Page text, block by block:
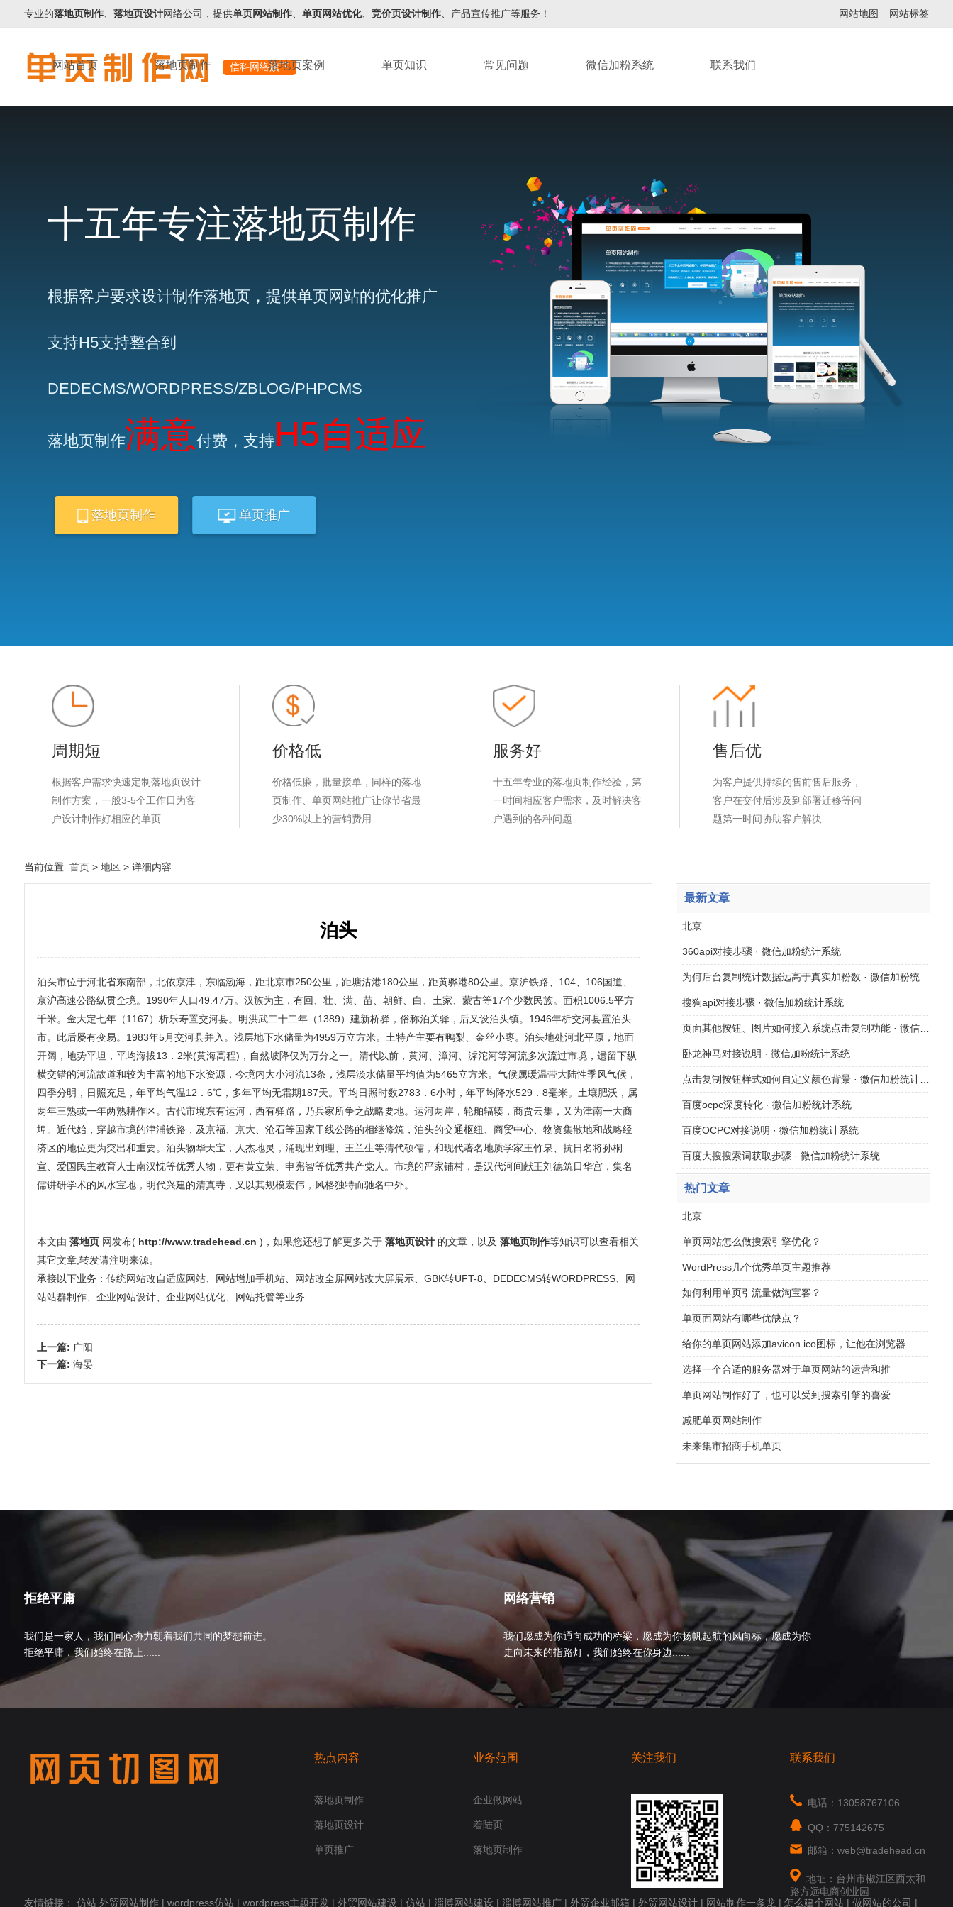
专业的落地页制作、 落地页设计网络公司，提供单页网站制作、 单页网站优化、 竞价页设计制作、产品宣传推广等服务！ 网站地图 网站标签
信科网络旗下
网站首页 落地页制作 落地页案例 单页知识 常见问题 微信加粉系统 联系我们
十五年专注落地页制作
根据客户要求设计制作落地页，提供单页网站的优化推广
支持H5支持整合到
DEDECMS/WORDPRESS/ZBLOG/PHPCMS
落地页制作满意付费，支持H5自适应
落地页制作 单页推广
周期短
根据客户需求快速定制落地页设计
制作方案，一般3-5个工作日为客
户设计制作好相应的单页
价格低
价格低廉，批量接单，同样的落地
页制作、单页网站推广让你节省最
少30%以上的营销费用
服务好
十五年专业的落地页制作经验，第
一时间相应客户需求，及时解决客
户遇到的各种问题
售后优
为客户提供持续的售前售后服务，
客户在交付后涉及到部署迁移等问
题第一时间协助客户解决
当前位置: 首页> 地区> 详细内容
泊头
泊头市位于河北省东南部，北依京津，东临渤海，距北京市250公里，距塘沽港180公里，距黄骅港80公里。京沪铁路、104、106国道、
京沪高速公路纵贯全境。1990年人口49.47万。汉族为主，有回、壮、满、苗、朝鲜、白、土家、蒙古等17个少数民族。面积1006.5平方
千米。金大定七年（1167）析乐寿置交河县。明洪武二十二年（1389）建新桥驿，俗称泊关驿，后又设泊头镇。1946年析交河县置泊头
市。此后屡有变易。1983年5月交河县并入。浅层地下水储量为4959万立方米。土特产主要有鸭梨、金丝小枣。泊头地处河北平原，地面
开阔，地势平坦，平均海拔13．2米(黄海高程)，自然坡降仅为万分之一。清代以前，黄河、漳河、滹沱河等河流多次流过市境，遗留下纵
横交错的河流故道和较为丰富的地下水资源，今境内大小河流13条，浅层淡水储量平均值为5465立方米。气候属暖温带大陆性季风气候，
四季分明，日照充足，年平均气温12．6℃，多年平均无霜期187天。平均日照时数2783．6小时，年平均降水529．8毫米。土壤肥沃，属
两年三熟或一年两熟耕作区。古代市境东有运河，西有驿路，乃兵家所争之战略要地。运河两岸，轮舶辐辏，商贾云集，又为津南一大商
埠。近代始，穿越市境的津浦铁路，及京福、京大、沧石等国家干线公路的相继修筑，泊头的交通枢纽、商贸中心、物资集散地和战略经
济区的地位更为突出和重要。泊头物华天宝，人杰地灵，涌现出刘理、王兰生等清代硕儒，和现代著名地质学家王竹泉、抗日名将孙桐
宣、爱国民主教育人士南汉忱等优秀人物，更有黄立荣、申宪智等优秀共产党人。市境的严家铺村，是汉代河间献王刘德筑日华宫，集名
儒讲研学术的风水宝地，明代兴建的清真寺，又以其规模宏伟，风格独特而驰名中外。
本文由 落地页 网发布( http://www.tradehead.cn )，如果您还想了解更多关于落地页设计 的文章，以及落地页制作等知识可以查看相关
其它文章,转发请注明来源。
承接以下业务：传统网站改自适应网站、网站增加手机站、网站改全屏网站改大屏展示、GBK转UFT-8、DEDECMS转WORDPRESS、网
站站群制作、企业网站设计、企业网站优化、网站托管等业务
上一篇: 广阳
下一篇:海晏
最新文章
北京
360api对接步骤 · 微信加粉统计系统
为何后台复制统计数据远高于真实加粉数 · 微信加粉统计系统
搜狗api对接步骤 · 微信加粉统计系统
页面其他按钮、图片如何接入系统点击复制功能 · 微信加粉统计系统
卧龙神马对接说明 · 微信加粉统计系统
点击复制按钮样式如何自定义颜色背景 · 微信加粉统计系统
百度ocpc深度转化 · 微信加粉统计系统
百度OCPC对接说明 · 微信加粉统计系统
百度大搜搜索词获取步骤 · 微信加粉统计系统
热门文章
北京
单页网站怎么做搜索引擎优化？
WordPress几个优秀单页主题推荐
如何利用单页引流量做淘宝客？
单页面网站有哪些优缺点？
给你的单页网站添加avicon.ico图标，让他在浏览器
选择一个合适的服务器对于单页网站的运营和推
单页网站制作好了，也可以受到搜索引擎的喜爱
减肥单页网站制作
未来集市招商手机单页
拒绝平庸
我们是一家人，我们同心协力朝着我们共同的梦想前进。
拒绝平庸，我们始终在路上......
网络营销
我们愿成为你通向成功的桥梁，愿成为你扬帆起航的风向标，愿成为你
走向未来的指路灯，我们始终在你身边......
热点内容
落地页制作
落地页设计
单页推广
业务范围
企业做网站
着陆页
落地页制作
关注我们 联系我们
电话：13058767106
QQ：775142675
邮箱：web@tradehead.cn
地址：台州市椒江区西太和
路方远电商创业园
友情链接： 仿站 外贸网站制作| wordpress仿站| wordpress主题开发| 外贸网站建设 | 仿站| 淄博网站建设 | 淄博网站推广| 外贸企业邮箱 | 外贸网站设计| 网站制作一条龙 | 怎么建个网站| 做网站的公司 |